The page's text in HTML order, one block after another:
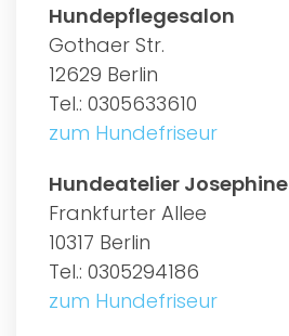
Hundepflegesalon
Gothaer Str.
12629 Berlin
Tel.: 0305633610
zum Hundefriseur
Hundeatelier Josephine
Frankfurter Allee
10317 Berlin
Tel.: 0305294186
zum Hundefriseur